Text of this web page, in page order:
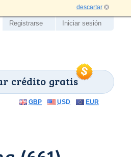
descartar
crédito gratis
Registrarse Iniciar sesión
GBP USD EUR